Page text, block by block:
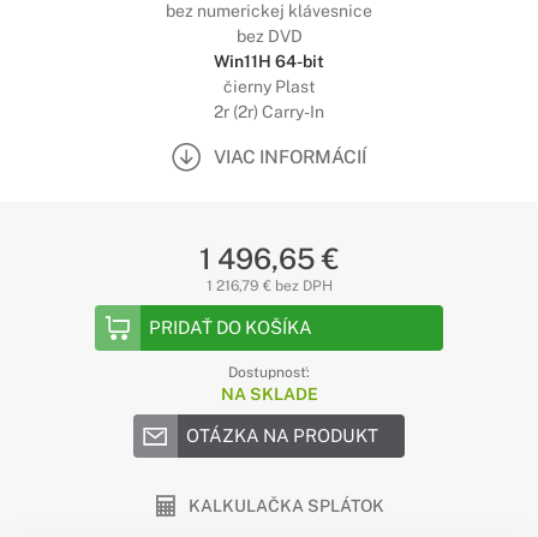
bez numerickej klávesnice
bez DVD
Win11H 64-bit
čierny Plast
2r (2r) Carry-In
VIAC INFORMÁCIÍ
1 496,65 €
1 216,79 € bez DPH
PRIDAŤ DO KOŠÍKA
Dostupnosť:
NA SKLADE
OTÁZKA NA PRODUKT
KALKULAČKA SPLÁTOK